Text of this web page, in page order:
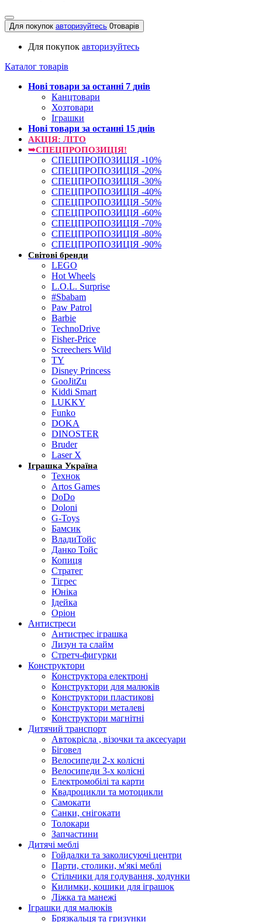
Для покупок авторизуйтесь 0товарів
Для покупок авторизуйтесь
Каталог товарів
Нові товари за останнi 7 днiв
Канцтовари
Хозтовари
Іграшки
Нові товари за останнi 15 днiв
АКЦІЯ: ЛІТО
➥СПЕЦПРОПОЗИЦІЯ!
СПЕЦПРОПОЗИЦІЯ -10%
СПЕЦПРОПОЗИЦІЯ -20%
СПЕЦПРОПОЗИЦІЯ -30%
СПЕЦПРОПОЗИЦІЯ -40%
СПЕЦПРОПОЗИЦІЯ -50%
СПЕЦПРОПОЗИЦІЯ -60%
СПЕЦПРОПОЗИЦІЯ -70%
СПЕЦПРОПОЗИЦІЯ -80%
СПЕЦПРОПОЗИЦІЯ -90%
Світові бренди
LEGO
Hot Wheels
L.O.L. Surprise
#Sbabam
Paw Patrol
Barbie
TechnoDrive
Fisher-Price
Screechers Wild
TY
Disney Princess
GooJitZu
Kiddi Smart
LUKKY
Funko
DOKA
DINOSTER
Bruder
Laser X
Іграшка Україна
Технок
Artos Games
DoDo
Doloni
G-Toys
Бамсик
ВладиТойс
Данко Тойс
Копиця
Стратег
Тігрес
Юніка
Ідейка
Оріон
Антистреси
Антистрес іграшка
Лизун та слайм
Стретч-фигурки
Конструктори
Конструктора електроні
Конструктори для малюків
Конструктори пластикові
Конструктори металеві
Конструктори магнітні
Дитячий транспорт
Автокрісла , візочки та аксесуари
Біговел
Велосипеди 2-х колісні
Велосипеди 3-х колісні
Електромобілі та карти
Квадроцикли та мотоцикли
Самокати
Санки, снігокати
Толокари
Запчастини
Дитячі меблі
Гойдалки та заколисуючі центри
Парти, столики, м'які меблі
Стільчики для годування, ходунки
Килимки, кошики для іграшок
Ліжка та манежі
Іграшки для малюків
Брязкальця та гризунки